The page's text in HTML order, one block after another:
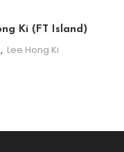
Ki (FT Island)
, Lee Hong Ki